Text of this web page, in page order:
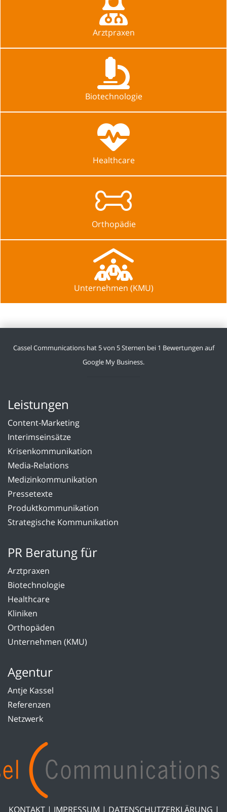
Arztpraxen
Biotechnologie
Healthcare
Orthopädie
Unternehmen (KMU)
Cassel Communications hat 5von 5Sternen bei 1 Bewertungen auf
Google My Business.
Leistungen
Content-Marketing
Interimseinsätze
Krisenkommunikation
Media-Relations
Medizinkommunikation
Pressetexte
Produktkommunikation
Strategische Kommunikation
PR Beratung für
Arztpraxen
Biotechnologie
Healthcare
Kliniken
Orthopäden
Unternehmen (KMU)
Agentur
Antje Kassel
Referenzen
Netzwerk
KONTAKT | IMPRESSUM | DATENSCHUTZERKLÄRUNG |